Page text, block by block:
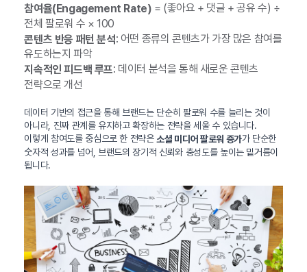
참여율(Engagement Rate) = (좋아요 + 댓글 + 공유 수) ÷
전체 팔로워 수 × 100
콘텐츠 반응 패턴 분석: 어떤 종류의 콘텐츠가 가장 많은 참여를
유도하는지 파악
지속적인 피드백 루프: 데이터 분석을 통해 새로운 콘텐츠
전략으로 개선
데이터 기반의 접근을 통해 브랜드는 단순히 팔로워 수를 늘리는 것이
아니라, 진짜 관계를 유지하고 확장하는 전략을 세울 수 있습니다.
이렇게 참여도를 중심으로 한 전략은 소셜 미디어 팔로워 증가가 단순한
숫자적 성과를 넘어, 브랜드의 장기적 신뢰와 충성도를 높이는 밑거름이
됩니다.